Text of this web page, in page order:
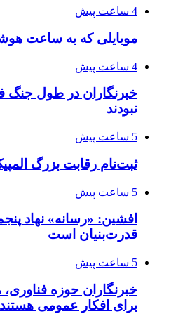
4 ساعت پیش
موبایلی که به ساعت
4 ساعت پیش
خبرنگاران در طول جنگ
نبودند
5 ساعت پیش
ثبت‌نام رقابت بزرگ المپیک فناوری
5 ساعت پیش
افشین: «رسانه» نهاد
قدرت‌بنیان است
5 ساعت پیش
خبرنگاران حوزه
برای افکار عمومی هستند